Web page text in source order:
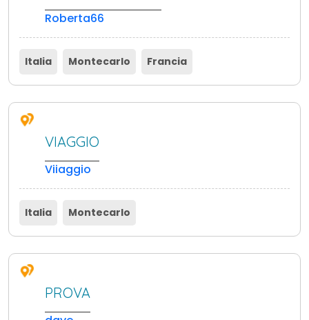
Roberta66
Italia Montecarlo Francia
VIAGGIO
Viiaggio
Italia Montecarlo
PROVA